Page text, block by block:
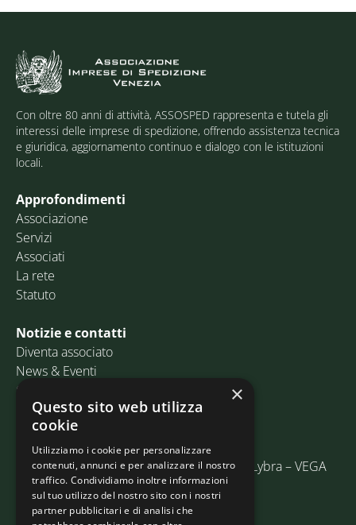
Con oltre 80 anni di attività, ASSOSPED rappresenta e tutela gli
interessi delle imprese di spedizione, offrendo assistenza tecnica
e giuridica, aggiornamento continuo e dialogo con le istituzioni
locali.
Approfondimenti
Associazione
Servizi
Associati
La rete
Statuto
Notizie e contatti
Diventa associato
News & Eventi
Contatti
Email:info@assosped.it
PEC: assospedvenezia@pec.fedespedi.it
Indirizzo: Via delle Industrie, 19/C Edificio Lybra – VEGA
30175 Marghera (VE)
×
Questo sito web utilizza
cookie
Utilizziamo i cookie per personalizzare
contenuti, annunci e per analizzare il nostro
traffico. Condividiamo inoltre informazioni
sul tuo utilizzo del nostro sito con i nostri
partner pubblicitari e di analisi che